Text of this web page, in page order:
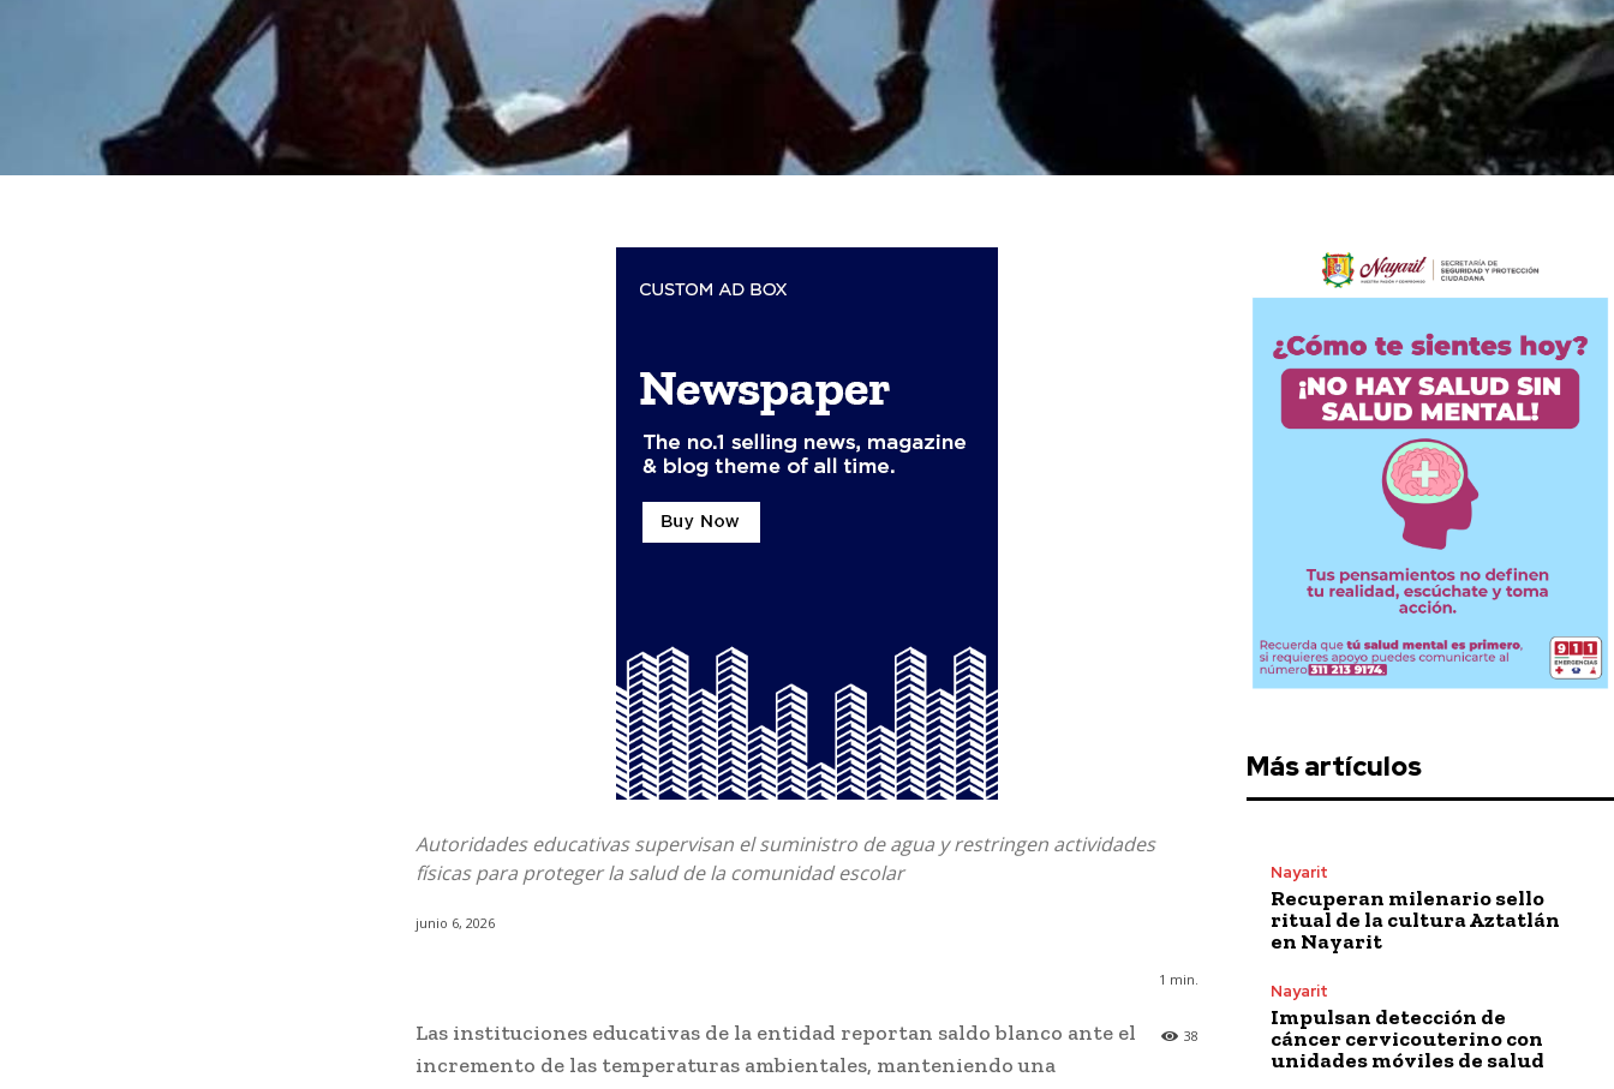
Autoridades educativas supervisan el suministro de agua y restringen actividades
físicas para proteger la salud de la comunidad escolar
junio 6, 2026
1 min.
38
Las instituciones educativas de la entidad reportan saldo blanco ante el
incremento de las temperaturas ambientales, manteniendo una
Más artículos
Nayarit
Recuperan milenario sello
ritual de la cultura Aztatlán
en Nayarit
Nayarit
Impulsan detección de
cáncer cervicouterino con
unidades móviles de salud